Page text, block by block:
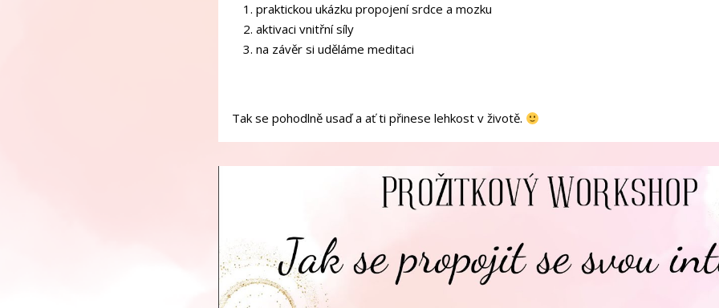
praktickou ukázku propojení srdce a mozku
aktivaci vnitřní síly
na závěr si uděláme meditaci
Tak se pohodlně usaď a ať ti přinese lehkost v životě.